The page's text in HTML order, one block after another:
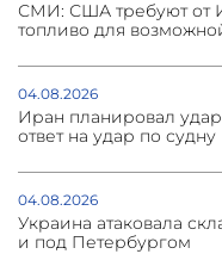
СМИ: США требуют от
топливо для
04.08.2026
Иран планировал
ответ на удар по судну
04.08.2026
Украина атаковала
и под Петербургом